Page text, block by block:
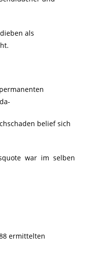
als
belief sich
war im selben
ermittelten